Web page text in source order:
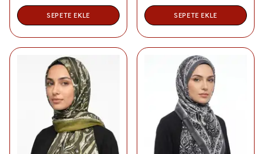
SEPETE EKLE SEPETE EKLE